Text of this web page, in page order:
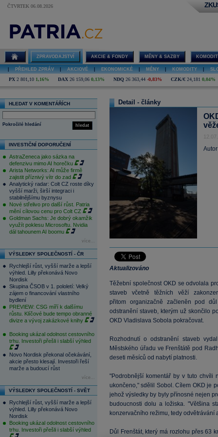
ČTVRTEK 06.08.2026
ZPRAVODAJSTVÍ AKCIE & FONDY MĚNY & SAZBY
PŘEHLED ZPRÁV AKCIOVÉ EKONOMICKÉ MĚNY KOMODITY
PX 2 801,10 1,16% DAX 26 159,06 0,13% NDQ 26 363,44 -0,83% CZK/€ 24,181 0,04%
HLEDAT V KOMENTÁŘÍCH
hledat
Pokročilé hledání
INVESTIČNÍ DOPORUČENÍ
AstraZeneca jako sázka na
defenzivu mimo AI horečku
Arista Networks: AI může firmě
zajistit příznivý vítr do zad
Analytický radar: Colt CZ roste díky
vyšší marži, širší integraci i
stabilnějšímu byznysu
Nové střelivo pro další růst. Patria
mění cílovou cenu pro Colt CZ
Goldman Sachs: Je dobrý okamžik
využít poklesu Microsoftu. Nvidia
dál tahounem AI boomu
více...
VÝSLEDKY SPOLEČNOSTÍ - ČR
Rychlejší růst, vyšší marže a lepší
výhled. Lilly překonává Novo
Nordisk
Skupina ČSOB v 1. pololetí: Velký
zájem o financování vlastního
bydlení
PREVIEW: CSG míří k dalšímu
růstu. Klíčové bude tempo obranné
divize a vývoj zakázkové knihy
Booking ukázal odolnost cestovního
trhu. Investoři přešli i slabší výhled
Novo Nordisk překonal očekávání,
akcie přesto klesají. Investoři řeší
marže a budoucí růst
více...
VÝSLEDKY SPOLEČNOSTÍ - SVĚT
Rychlejší růst, vyšší marže a lepší
výhled. Lilly překonává Novo
Nordisk
Booking ukázal odolnost cestovního
trhu. Investoři přešli i slabší výhled
Detail - články
Aktualizováno
Těžební společnost OKD se odvolala
staveb včetně těžních věží
přitom organizačně začleněn pod
odstranění staveb, kterým už skončilo
OKD Vladislava Sobola pokračovat.
Rozhodnutí o odstranění staveb
Městského úřadu ve Frenštátě pod
deseti měsíců od nabytí platnosti.
"Podrobnější komentář by v tuto chvíli
ukončeno," sdělil Sobol. Cílem OKD je
jehož výsledky by byly přínosné nejen
budoucnosti dolu a ložiska. "Většina
konzervačního režimu, tedy
Důl Frenštát, který má rozlohu přes 63